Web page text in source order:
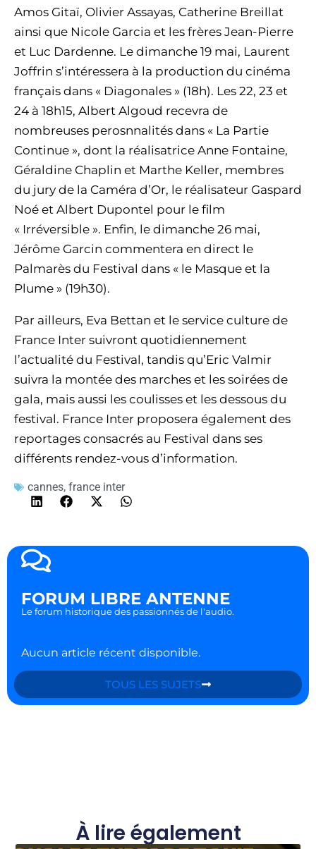
Amos Gitaï, Olivier Assayas, Catherine Breillat
ainsi que Nicole Garcia et les frères Jean-Pierre
et Luc Dardenne. Le dimanche 19 mai, Laurent
Joffrin s’intéressera à la production du cinéma
français dans « Diagonales » (18h). Les 22, 23 et
24 à 18h15, Albert Algoud recevra de
nombreuses perosnnalités dans « La Partie
Continue », dont la réalisatrice Anne Fontaine,
Géraldine Chaplin et Marthe Keller, membres
du jury de la Caméra d’Or, le réalisateur Gaspard
Noé et Albert Dupontel pour le film
« Irréversible ». Enfin, le dimanche 26 mai,
Jérôme Garcin commentera en direct le
Palmarès du Festival dans « le Masque et la
Plume » (19h30).
Par ailleurs, Eva Bettan et le service culture de
France Inter suivront quotidiennement
l’actualité du Festival, tandis qu’Eric Valmir
suivra la montée des marches et les soirées de
gala, mais aussi les coulisses et les dessous du
festival. France Inter proposera également des
reportages consacrés au Festival dans ses
différents rendez-vous d’information.
cannes, france inter
FORUM LIBRE ANTENNE
Le forum historique des passionnés de l'audio.
Aucun article récent disponible.
TOUS LES SUJETS
À lire également